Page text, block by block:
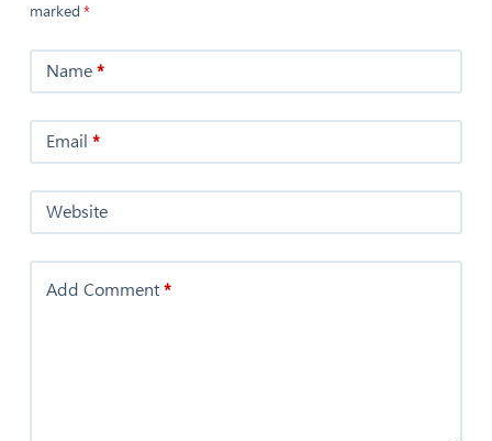
marked *
Name*
Email *
Website
Add Comment*